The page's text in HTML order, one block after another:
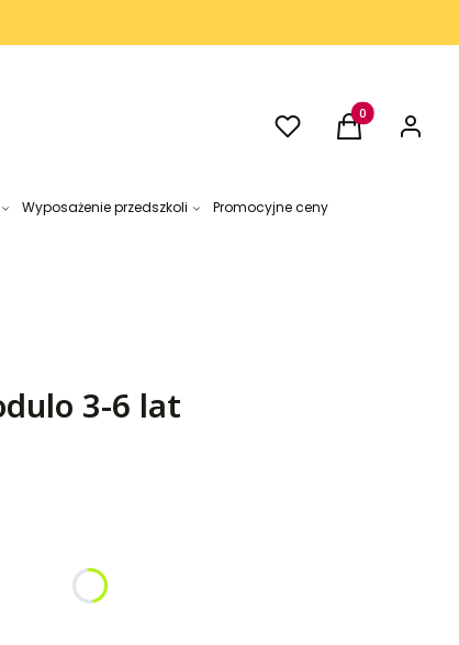
UlubioneProdukty w
Koszyk Zaloguj
Wyposażenie przedszkoli
Promocyjne ceny
3-6 lat